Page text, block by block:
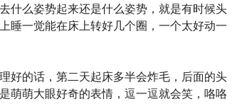
什么姿势起来还是什么姿势，就是有时候头
睡一觉能在床上转好几个圈，一个太好动一
好的话，第二天起床多半会炸毛，后面的头
萌萌大眼好奇的表情，逗一逗就会笑，咯咯